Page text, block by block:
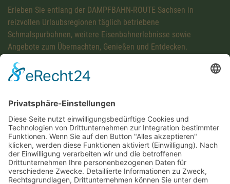
Erleben Sie entlang der DAMPFBAHN-ROUTE Sachsen in
reizvollen Urlaubsregionen täglich betriebene
Schmalspurbahnen, weitere Eisenbahnerlebnisse sowie
Angebote zum Übernachten, Genießen und Entdecken.